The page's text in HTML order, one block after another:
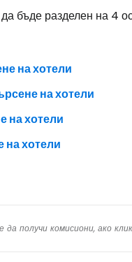
бъде разделен на 4
на хотели
на хотели
на хотели
хотели
получи комисиони, ако